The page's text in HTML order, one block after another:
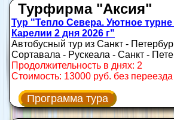
Турфирма "Аксия"
Тур "Тепло Севера. Уютное турне
Карелии 2 дня 2026 г"
Автобусный тур из Санкт -
Сортавала - Рускеала - Санкт -
Продолжительность в днях: 2
Стоимость: 13000 руб. без переезда
Программа тура